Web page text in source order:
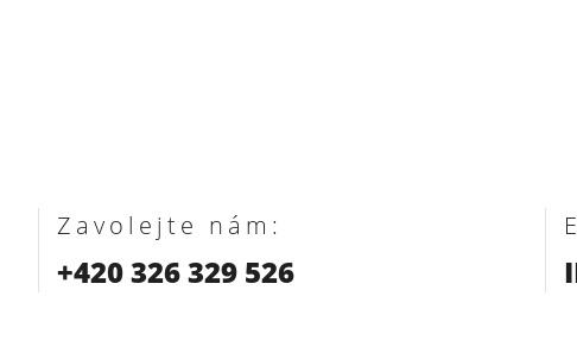
Zavolejte nám:
+420 326 329 526